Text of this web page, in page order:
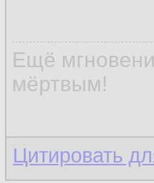
Ещё
мёртвым!
Цитировать